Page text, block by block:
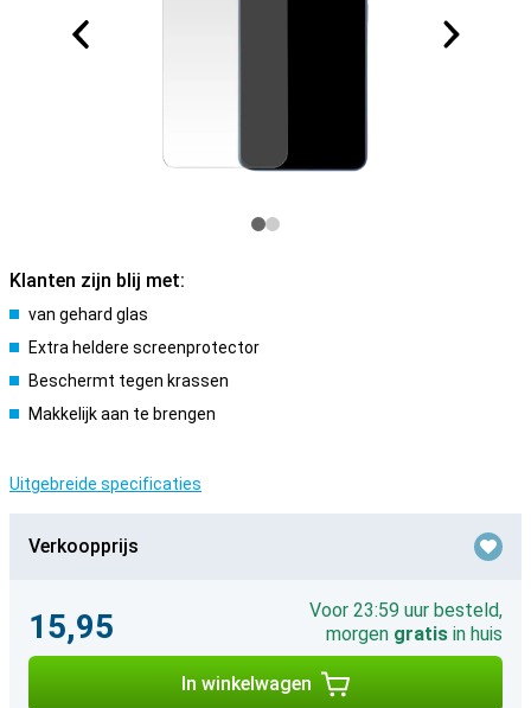
Klanten zijn blij met:
van gehard glas
Extra heldere screenprotector
Beschermt tegen krassen
Makkelijk aan te brengen
Uitgebreide specificaties
Verkoopprijs
15,95
Voor 23:59 uur besteld,
morgen gratis in huis
In winkelwagen